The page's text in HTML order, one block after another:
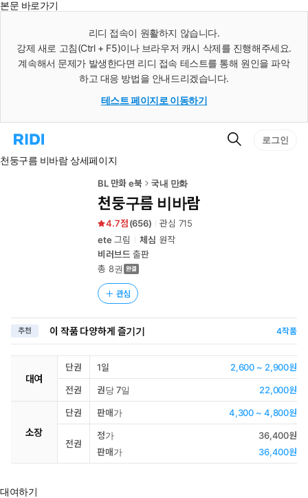
본문 바로가기
리디 접속이 원활하지 않습니다.
강제 새로 고침(Ctrl + F5)이나 브라우저 캐시 삭제를 진행해주세요.
계속해서 문제가 발생한다면 리디 접속 테스트를 통해 원인을 파악
하고 대응 방법을 안내드리겠습니다.
테스트 페이지로 이동하기
리
홈
검
로그인
천둥구름 비바람 상세페이지
BL 만화 e북 국내 만화
천둥구름 비바람
4.7 (656) 관심 715
ete 그림 체심 원작
비러브드 출판
총 8권
관심
추천 이 작품 다양하게 즐기기 4작품
대여
단권 1일 2,600 ~ 2,900원
전권 권당 7일 22,000원
소장
단권 판매가 4,300 ~ 4,800원
전권
정가
36,400원
판매가
36,400원
대여하기